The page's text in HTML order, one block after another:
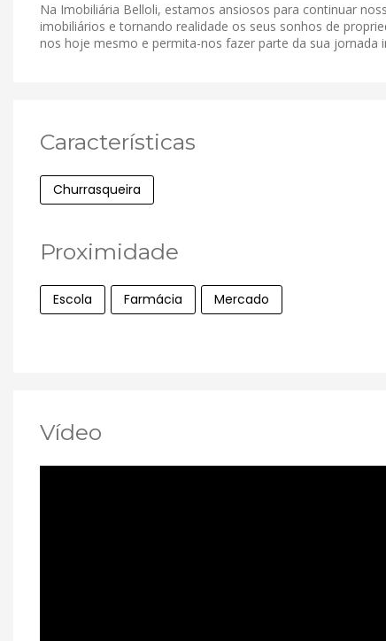
Na Imobiliária Belloli, estamos ansiosos para continuar
imobiliários e tornando realidade os seus sonhos de
nos hoje mesmo e permita-nos fazer parte da sua jornada
Características
Churrasqueira
Proximidade
Escola Farmácia Mercado
Vídeo